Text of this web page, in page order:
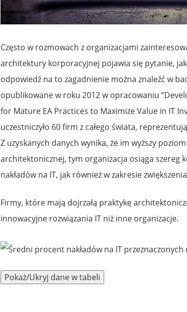
Często w rozmowach z organizacjami
architektury korporacyjnej pojawia się pytanie,
odpowiedź na to zagadnienie można znaleźć w
opublikowane w roku 2012 w opracowaniu
for Mature EA Practices to Maximize Value in IT
uczestniczyło 60 firm z całego świata,
Z uzyskanych danych wynika, że im wyższy
architektonicznej, tym organizacja osiąga szereg
nakładów na IT, jak również w zakresie
Firmy, które mają dojrzałą praktykę
innowacyjne rozwiązania IT niż inne organizacje.